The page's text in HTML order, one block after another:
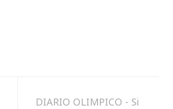
DIARIO OLIMPICO - Si